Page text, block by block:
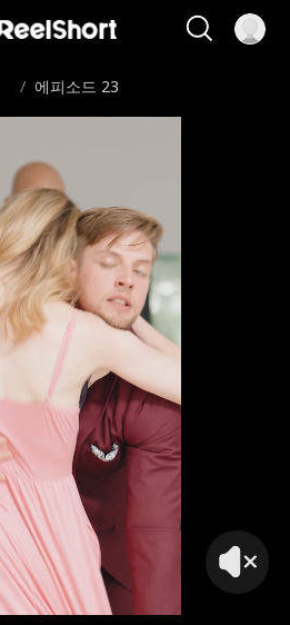
/ 에피소드 23